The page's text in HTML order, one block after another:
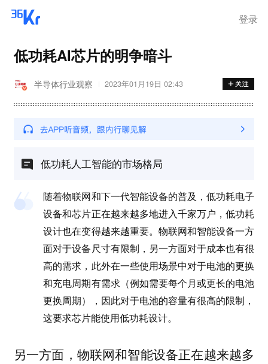
登录
低功耗AI芯片的明争暗斗
半导体行业观察 2023年01月19日 02:43
低功耗人工智能的市场格局
随着物联网和下一代智能设备的普及，低功耗电子
设备和芯片正在越来越多地进入千家万户，低功耗
设计也在变得越来越重要。物联网和智能设备一方
面对于设备尺寸有限制，另一方面对于成本也有很
高的需求，此外在一些使用场景中对于电池的更换
和充电周期有需求（例如需要每个月或更长的电池
更换周期），因此对于电池的容量有很高的限制，
这要求芯片能使用低功耗设计。
另一方面，物联网和智能设备正在越来越多